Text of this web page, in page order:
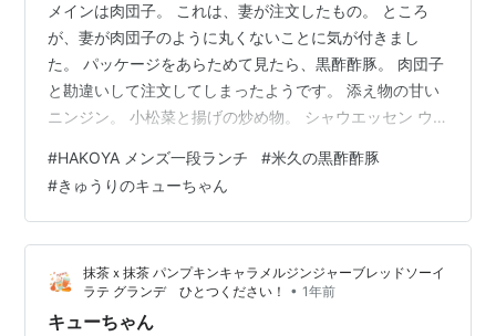
メインは肉団子。 これは、妻が注文したもの。 ところ
が、妻が肉団子のように丸くないことに気が付きまし
た。 パッケージをあらためて見たら、黒酢酢豚。 肉団子
と勘違いして注文してしまったようです。 添え物の甘い
ニンジン。 小松菜と揚げの炒め物。 シャウエッセン ウ
てしまうので注意が必要です。(笑) 切り込みは深めに、
そして、じっくりと炒めると、溝がくっきりと見えるよ
うになります。 ただし、深く切れ目を入れすぎると割れ
てしまいますよ。 米久の黒酢酢豚弁当 ★米久(伊藤ハム
米久ホールディングス) いろいろな色が組み合わさってい
ると、味はともかく美味しそ…
#HAKOYA メンズ一段ランチ #米久の黒酢酢豚
#きゅうりのキューちゃん
抹茶ｘ抹茶 パンプキンキャラメルジンジャーブレッドソーイ
ラテ グランデ ひとつください！
• 1年前
キューちゃん